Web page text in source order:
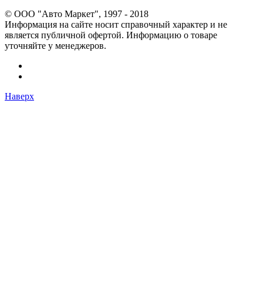
© OOO "Авто Маркет", 1997 - 2018
Информация на сайте носит справочный характер и не
является публичной офертой. Информацию о товаре
уточняйте у менеджеров.
Наверх